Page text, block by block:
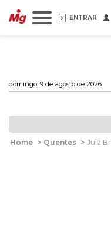
ENTRAR
domingo, 9 de agosto de 2026
Home > Quentes > Juiz